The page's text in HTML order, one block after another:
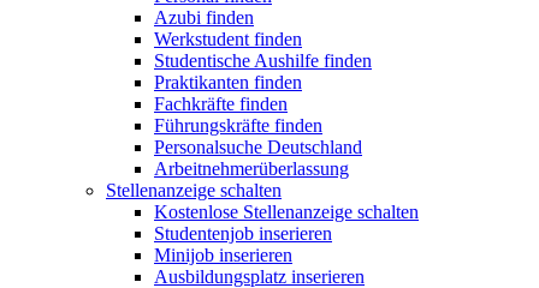
Azubi finden
Werkstudent finden
Studentische Aushilfe finden
Praktikanten finden
Fachkräfte finden
Führungskräfte finden
Personalsuche Deutschland
Arbeitnehmerüberlassung
Stellenanzeige schalten
Kostenlose Stellenanzeige schalten
Studentenjob inserieren
Minijob inserieren
Ausbildungsplatz inserieren